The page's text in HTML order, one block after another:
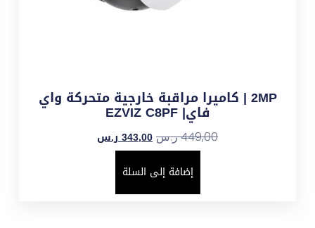
2MP | كاميرا مراقبة خارجية متحركة واي
فاي| EZVIZ C8PF
449,00ر.س 343,00 ر.س
إضافة إلى السلة